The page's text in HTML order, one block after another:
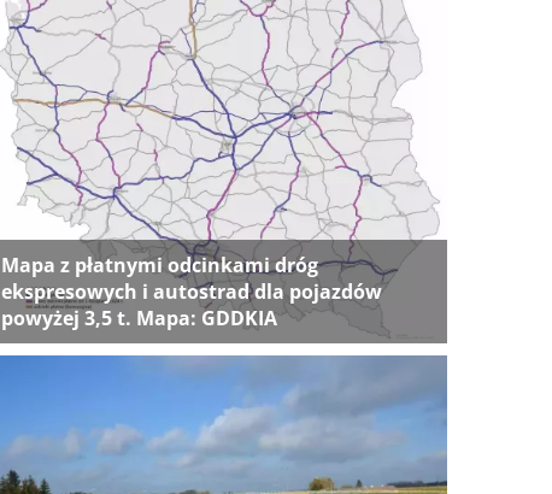
Mapa z płatnymi odcinkami dróg
ekspresowych i autostrad dla pojazdów
powyżej 3,5 t. Mapa: GDDKIA